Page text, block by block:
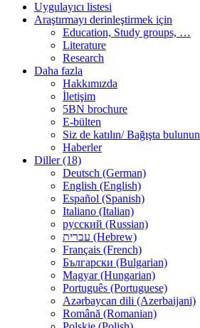
Uygulayıcı listesi
Araştırmayı derinleştirmek için
Education, Study groups, …
Literature
Research
Daha fazla
Hakkımızda
İletişim
5BN brochure
E-bülten
Siz de katılın/ Bağışta bulunun
Haberler
Diller (18)
Deutsch (German)
English (English)
Español (Spanish)
Italiano (Italian)
русский (Russian)
עברית (Hebrew)
Français (French)
Български (Bulgarian)
Magyar (Hungarian)
Português (Portuguese)
Azərbaycan dili (Azerbaijani)
Română (Romanian)